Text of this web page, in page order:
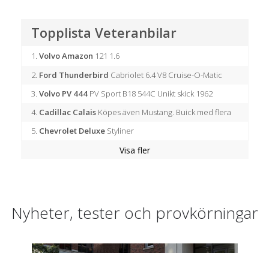
Topplista Veteranbilar
1. Volvo Amazon 121 1.6
2. Ford Thunderbird Cabriolet 6.4 V8 Cruise-O-Matic
3. Volvo PV 444 PV Sport B18 544C Unikt skick 1962
4. Cadillac Calais Köpes även Mustang. Buick med flera
5. Chevrolet Deluxe Styliner
De Ville Cab
C3 STINGRAY 502 BIGBLOCK CAB EV BYTE
PV 544E Sport B18B
2-dr HT V8 302 med insprutning och AOD 4 vxl automat
Nyheter, tester och provkörningar